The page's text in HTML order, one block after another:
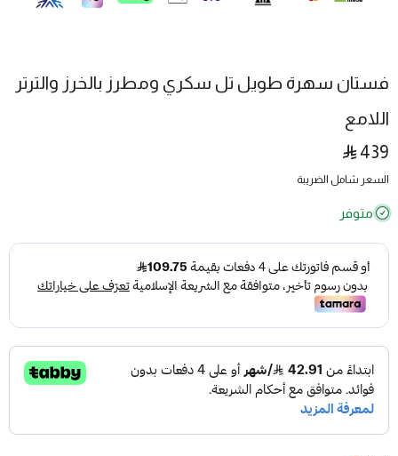
فستان سهرة طويل تل سكري ومطرز بالخرز والترتر
اللامع
439
السعر شامل الضريبة
متوفر